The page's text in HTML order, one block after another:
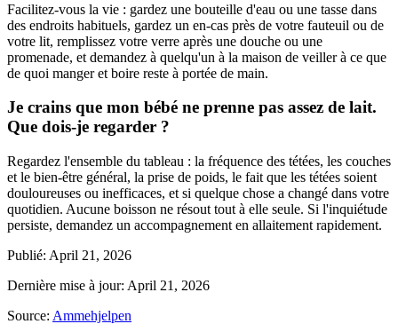
Facilitez-vous la vie : gardez une bouteille d'eau ou une tasse dans
des endroits habituels, gardez un en-cas près de votre fauteuil ou de
votre lit, remplissez votre verre après une douche ou une
promenade, et demandez à quelqu'un à la maison de veiller à ce que
de quoi manger et boire reste à portée de main.
Je crains que mon bébé ne prenne pas assez de lait.
Que dois-je regarder ?
Regardez l'ensemble du tableau : la fréquence des tétées, les couches
et le bien-être général, la prise de poids, le fait que les tétées soient
douloureuses ou inefficaces, et si quelque chose a changé dans votre
quotidien. Aucune boisson ne résout tout à elle seule. Si l'inquiétude
persiste, demandez un accompagnement en allaitement rapidement.
Publié: April 21, 2026
Dernière mise à jour: April 21, 2026
Source: Ammehjelpen